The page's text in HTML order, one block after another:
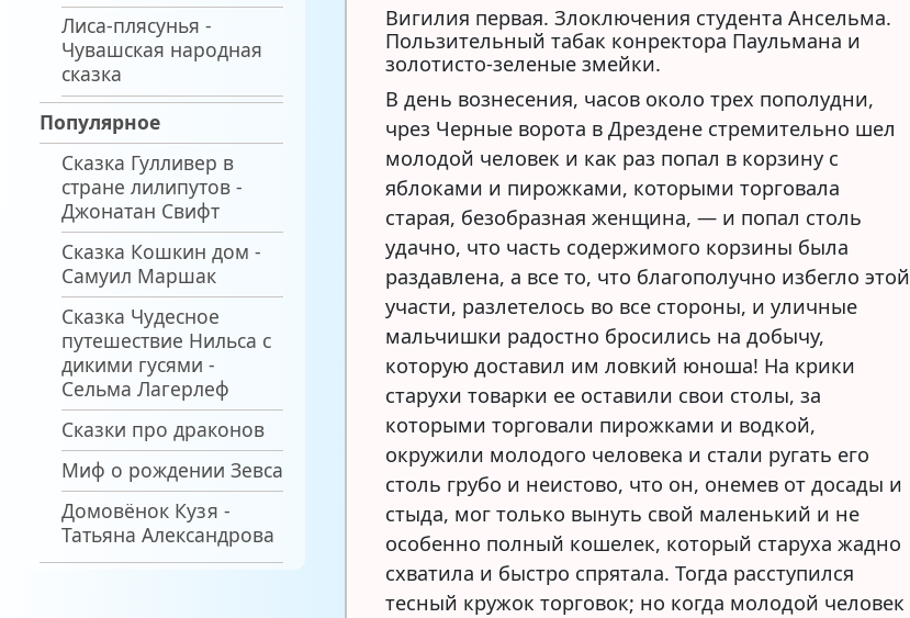
Лиса-плясунья -
Чувашская народная
сказка
Популярное
Сказка Гулливер в
стране лилипутов -
Джонатан Свифт
Сказка Кошкин дом -
Самуил Маршак
Сказка Чудесное
путешествие Нильса с
дикими гусями -
Сельма Лагерлеф
Сказки про драконов
Миф о рождении Зевса
Домовёнок Кузя -
Татьяна Александрова
Вигилия первая. Злоключения студента Ансельма.
Пользительный табак конректора Паульмана и
золотисто-зеленые змейки.
В день вознесения, часов около трех пополудни,
чрез Черные ворота в Дрездене стремительно шел
молодой человек и как раз попал в корзину с
яблоками и пирожками, которыми торговала
старая, безобразная женщина, — и попал столь
удачно, что часть содержимого корзины была
раздавлена, а все то, что благополучно избегло этой
участи, разлетелось во все стороны, и уличные
мальчишки радостно бросились на добычу,
которую доставил им ловкий юноша! На крики
старухи товарки ее оставили свои столы, за
которыми торговали пирожками и водкой,
окружили молодого человека и стали ругать его
столь грубо и неистово, что он, онемев от досады и
стыда, мог только вынуть свой маленький и не
особенно полный кошелек, который старуха жадно
схватила и быстро спрятала. Тогда расступился
тесный кружок торговок; но когда молодой человек